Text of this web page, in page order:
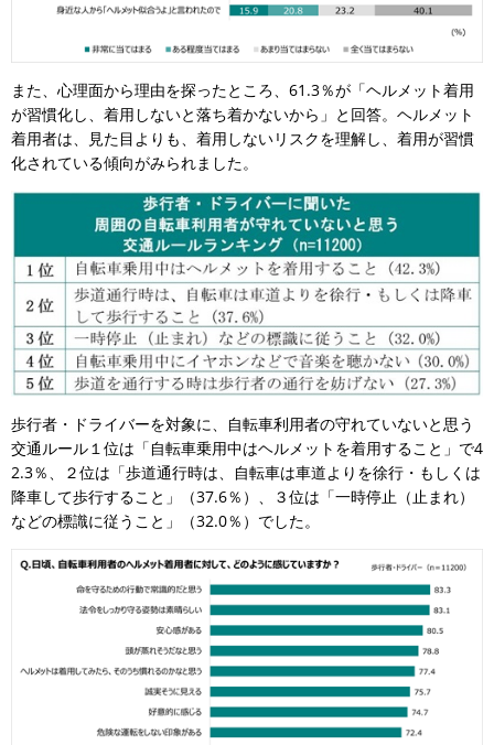
また、心理面から理由を探ったところ、61.3％が「ヘルメット着用
が習慣化し、着用しないと落ち着かないから」と回答。ヘルメット
着用者は、見た目よりも、着用しないリスクを理解し、着用が習慣
化されている傾向がみられました。
歩行者・ドライバーを対象に、自転車利用者の守れていないと思う
交通ルール１位は「自転車乗用中はヘルメットを着用すること」で4
2.3％、２位は「歩道通行時は、自転車は車道よりを徐行・もしくは
降車して歩行すること」（37.6％）、３位は「一時停止（止まれ）
などの標識に従うこと」（32.0％）でした。